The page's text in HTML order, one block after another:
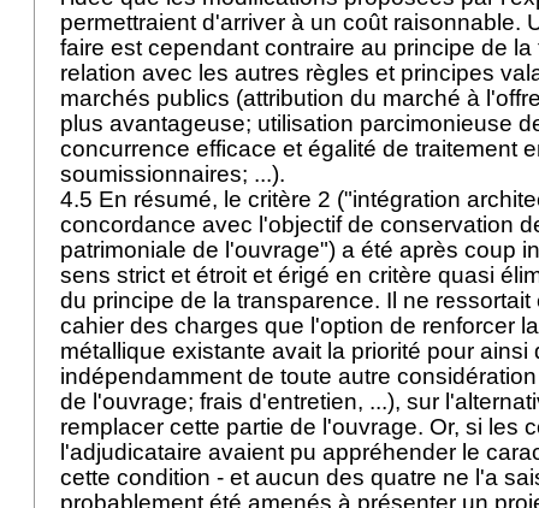
permettraient d'arriver à un coût raisonnable.
faire est cependant contraire au principe de
relation avec les autres règles et principes
marchés publics (attribution du marché à
plus avantageuse; utilisation parcimonieuse
concurrence efficace et égalité de traitement
soumissionnaires; ...).
4.5 En résumé, le critère 2 ("intégration
concordance avec l'objectif de conservation
patrimoniale de l'ouvrage") a été après coup
sens strict et étroit et érigé en critère quasi
du principe de la transparence. Il ne ressortait
cahier des charges que l'option de renforcer
métallique existante avait la priorité pour ainsi
indépendamment de toute autre
de l'ouvrage; frais d'entretien, ...), sur
remplacer cette partie de l'ouvrage. Or, si les
l'adjudicataire avaient pu appréhender le
cette condition - et aucun des quatre ne l'a
probablement été amenés à présenter un